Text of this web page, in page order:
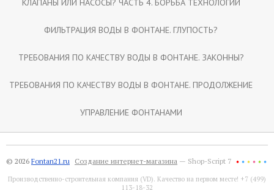
ФИЛЬТРАЦИЯ ВОДЫ В ФОНТАНЕ. ГЛУПОСТЬ?
ТРЕБОВАНИЯ ПО КАЧЕСТВУ ВОДЫ В ФОНТАНЕ. ЗАКОННЫ?
ТРЕБОВАНИЯ ПО КАЧЕСТВУ ВОДЫ В ФОНТАНЕ. ПРОДОЛЖЕНИЕ
УПРАВЛЕНИЕ ФОНТАНАМИ
Создание интернет-магазина — Shop-Script 7
© 2026 Fontan21.ru
Производственно-строительная компания (VD). Качество на первом месте! +7 (499)
113-18-32